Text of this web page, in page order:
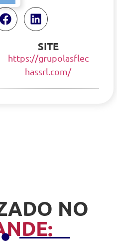
NO
SITE
https://grupolasflec
hassrl.com/